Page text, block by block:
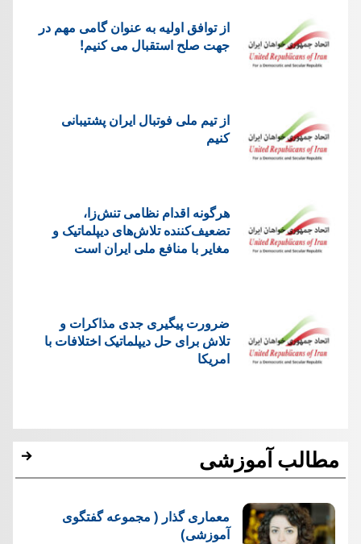
از توافق اولیه به عنوان گامی مهم در
جهت صلح استقبال می کنیم!
از تیم ملی فوتبال ایران پشتیبانی
کنیم
هرگونه اقدام نظامی تنش‌زا،
تضعیف‌کننده تلاش‌های دیپلماتیک و
مغایر با منافع ملی ایران است
ضرورت پیگیری جدی مذاکرات و
تلاش برای حل دیپلماتیک اختلافات با
امریکا
مطالب آموزشی
معماری گذار ( مجموعه گفتگوی
آموزشی)